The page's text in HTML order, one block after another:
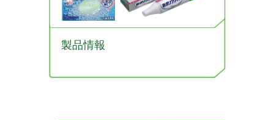
製品情報